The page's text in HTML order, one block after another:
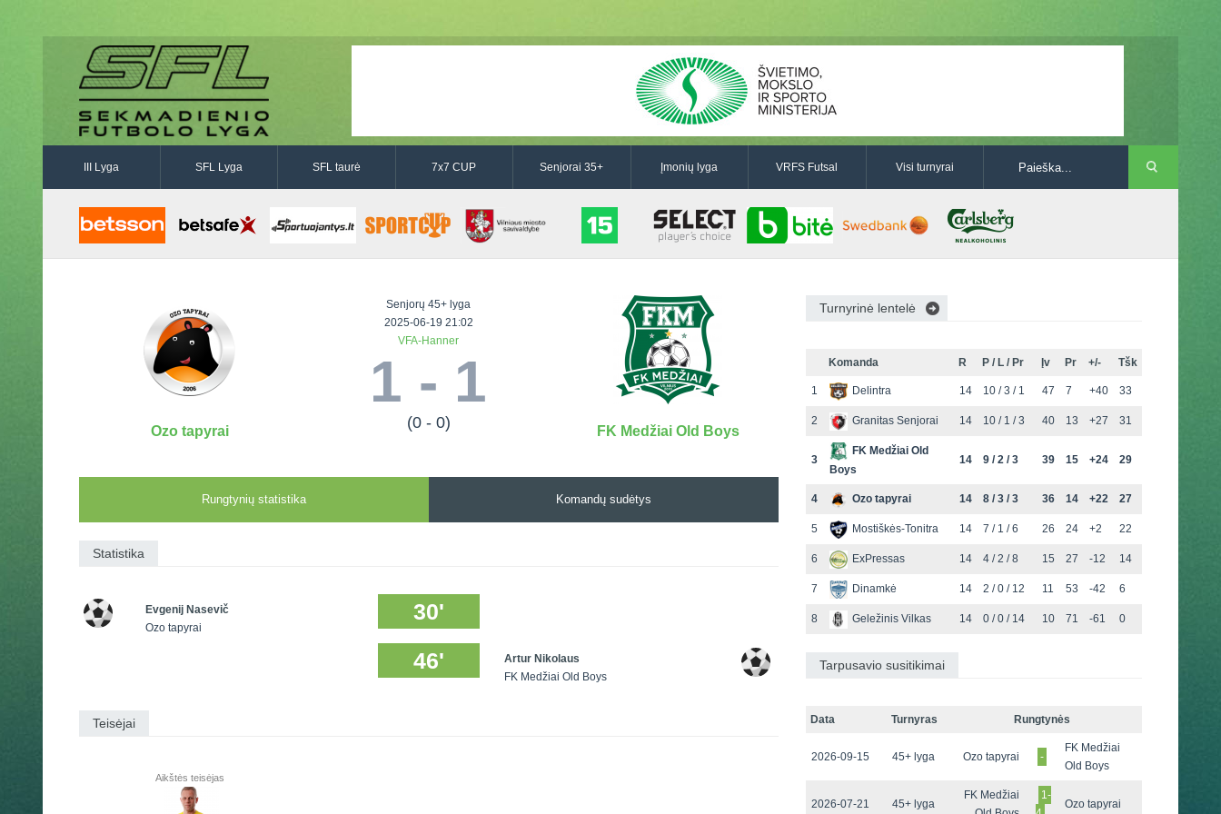
III Lyga SFL Lyga SFL taurė 7x7 CUP Senjorai 35+ Įmonių lyga VRFS Futsal Visi turnyrai
Ozo tapyrai
Senjorų 45+ lyga
2025-06-19 21:02
VFA-Hanner
1 - 1
(0 - 0) FK Medžiai Old Boys
Rungtynių statistika Komandų sudėtys
Statistika
Evgenij Nasevič
Ozo tapyrai
30'
46'
Artur Nikolaus
FK Medžiai Old Boys
Teisėjai
Aikštės teisėjas
Turnyrinė lentelė
Komanda R P / L / Pr Įv Pr +/- Tšk
1 Delintra 14 10 / 3 / 1 47 7 +40 33
2 Granitas Senjorai 14 10 / 1 / 3 40 13 +27 31
3
FK Medžiai Old
Boys
14 9 / 2 / 3 39 15 +24 29
4 Ozo tapyrai 14 8 / 3 / 3 36 14 +22 27
5 Mostiškės-Tonitra 14 7 / 1 / 6 26 24 +2 22
6 ExPressas 14 4 / 2 / 8 15 27 -12 14
7 Dinamkė 14 2 / 0 / 12 11 53 -42 6
8 Geležinis Vilkas 14 0 / 0 / 14 10 71 -61 0
Tarpusavio susitikimai
Data Turnyras Rungtynės
2026-09-15 45+ lyga Ozo tapyrai -
FK Medžiai
Old Boys
2026-07-21 45+ lyga
FK Medžiai
1-
Ozo tapyrai